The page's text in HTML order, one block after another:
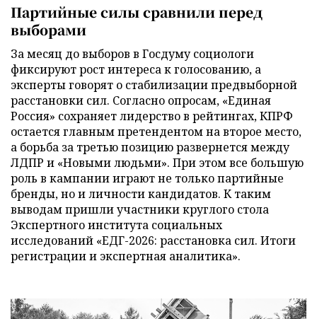
Партийные силы сравнили перед
выборами
За месяц до выборов в Госдуму социологи
фиксируют рост интереса к голосованию, а
эксперты говорят о стабилизации предвыборной
расстановки сил. Согласно опросам, «Единая
Россия» сохраняет лидерство в рейтингах, КПРФ
остается главным претендентом на второе место,
а борьба за третью позицию развернется между
ЛДПР и «Новыми людьми». При этом все большую
роль в кампании играют не только партийные
бренды, но и личности кандидатов. К таким
выводам пришли участники круглого стола
Экспертного института социальных
исследований «ЕДГ-2026: расстановка сил. Итоги
регистрации и экспертная аналитика».